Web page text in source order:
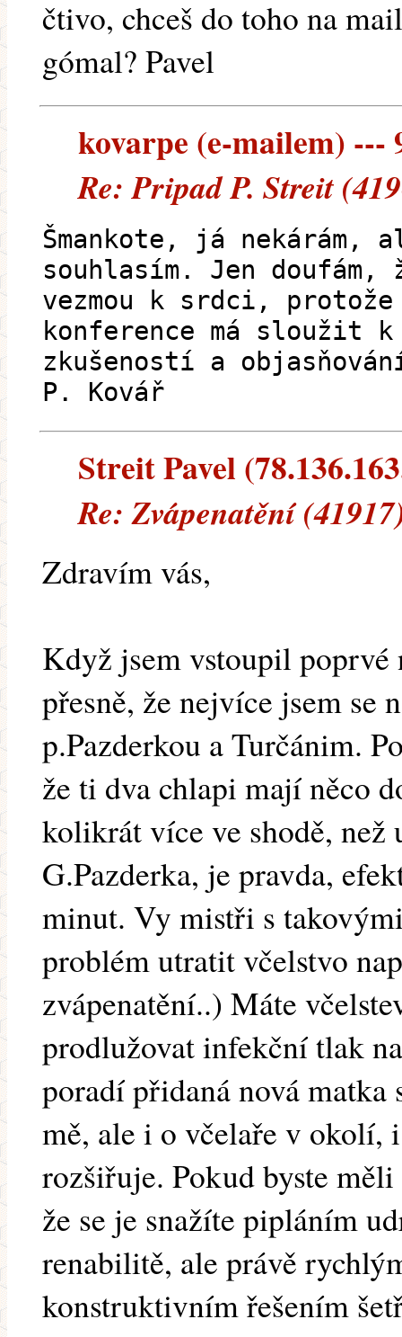
čtivo, chceš do toho na
gómal? Pavel
kovarpe (e-mailem) ---
Re: Pripad P. Streit
Šmankote, já nekárám,
souhlasím. Jen
vezmou k srdci,
konference má sloužit
zkušeností a
P. Kovář
Streit Pavel
Re: Zvápenatění
Zdravím vás,
Když jsem vstoupil
přesně, že nejvíce jsem se
p.Pazderkou a Turčánim.
že ti dva chlapi mají něco
kolikrát více ve shodě, než
G.Pazderka, je pravda,
minut. Vy mistři s
problém utratit včelstvo
zvápenatění..) Máte
prodlužovat infekční tlak
poradí přidaná nová
mě, ale i o včelaře v okolí,
rozšiřuje. Pokud byste
že se je snažíte pipláním
renabilitě, ale právě
konstruktivním řešením